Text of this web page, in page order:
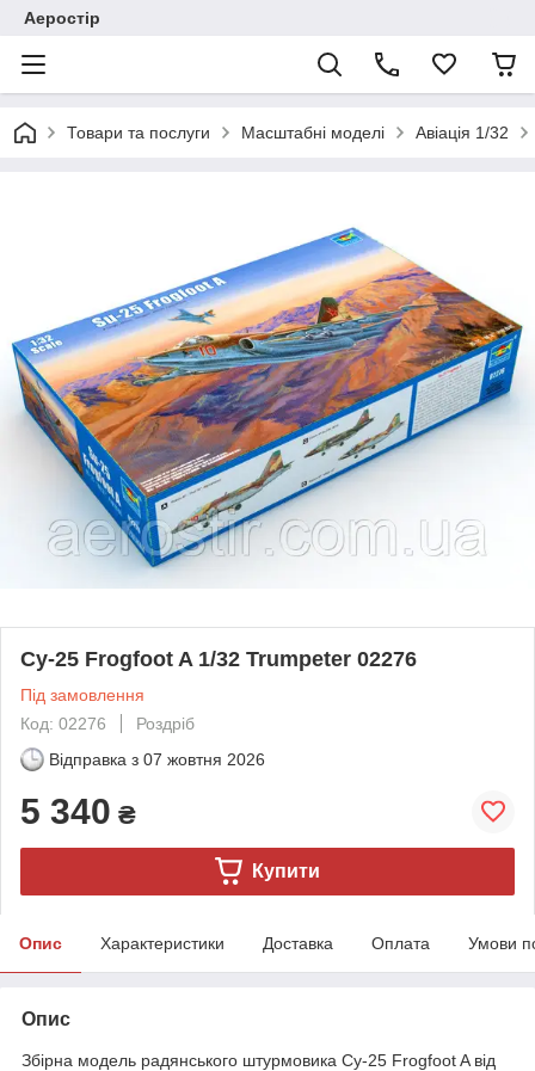
Аеростір
Товари та послуги Масштабні моделі Авіація 1/32
Су-25 Frogfoot A 1/32 Trumpeter 02276
Під замовлення
Код: 02276
Роздріб
Відправка з 07 жовтня 2026
5 340 ₴
Купити
Опис Характеристики Доставка Оплата Умови
Опис
Збірна модель радянського штурмовика Су-25 Frogfoot A від